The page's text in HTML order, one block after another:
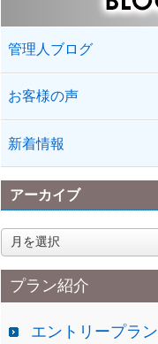
管理人ブログ
お客様の声
新着情報
アーカイブ
ア
ー
カ
イプラン紹介
エントリープラン